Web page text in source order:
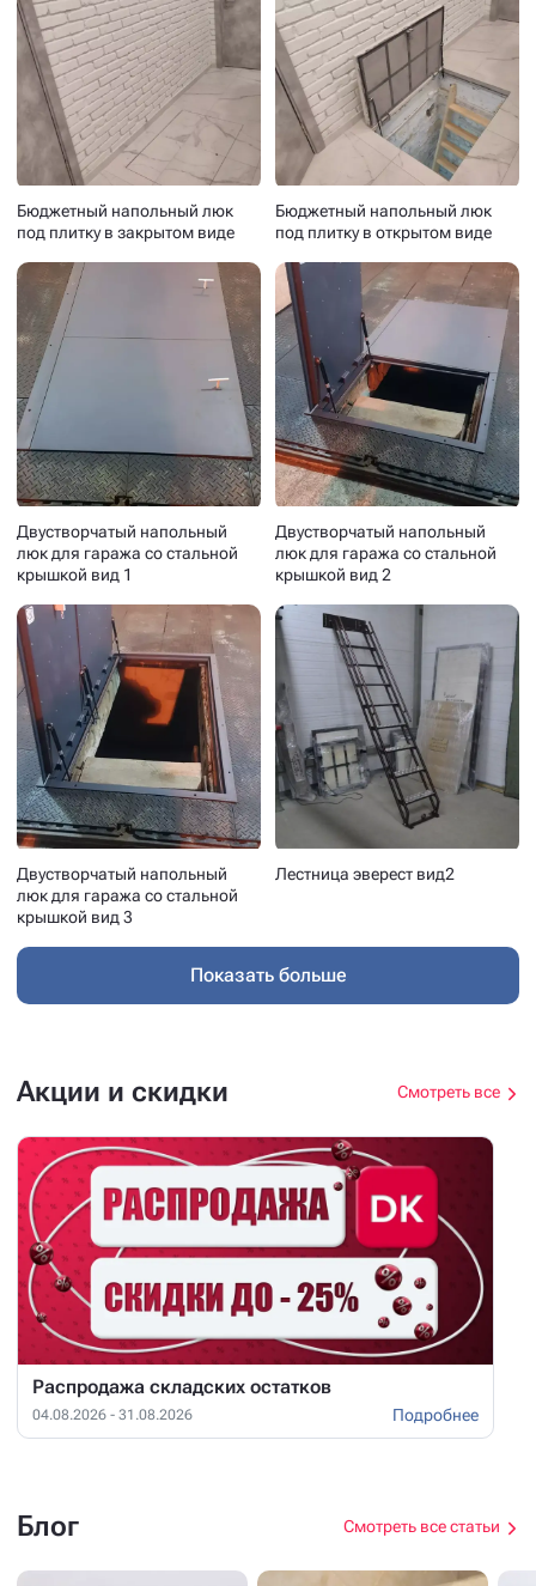
Бюджетный напольный люк
под плитку в закрытом виде
Бюджетный напольный люк
под плитку в открытом виде
Двустворчатый напольный
люк для гаража со стальной
крышкой вид 1
Двустворчатый напольный
люк для гаража со стальной
крышкой вид 2
Двустворчатый напольный
люк для гаража со стальной
крышкой вид 3
Лестница эверест вид2
Показать больше
Акции и скидки Смотреть все
Распродажа складских остатков
04.08.2026 - 31.08.2026 Подробнее
Блог Смотреть все статьи